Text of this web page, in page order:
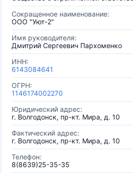
Сокращенное наименование:
ООО "Уют-2"
Имя руководителя:
Дмитрий Сергеевич Пархоменко
ИНН:
6143084641
ОГРН:
1146174002270
Юридический адрес:
г. Волгодонск, пр-кт. Мира, д. 10
Фактический адрес:
г. Волгодонск, пр-кт. Мира, д. 10
Телефон:
8(8639)25-35-35